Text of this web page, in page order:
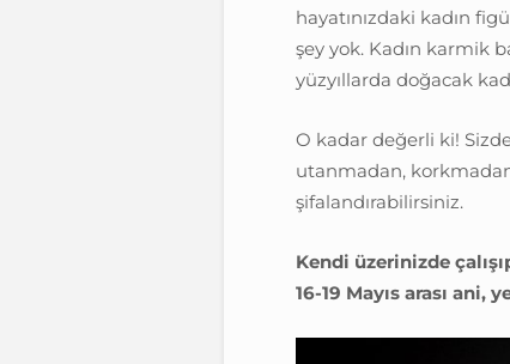
hayatınızdaki kadın
şey yok. Kadın karmik
yüzyıllarda doğacak
O kadar değerli ki!
utanmadan,
şifalandırabilirsiniz.
Kendi üzerinizde
16-19 Mayıs arası